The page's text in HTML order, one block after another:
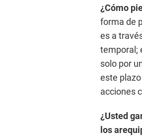
¿Cómo
forma de
es a
temporal;
solo por
este
acciones
¿Usted
los